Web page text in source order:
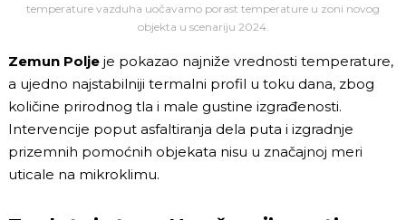
temperature vazduha uočavamo porast temperature u zoni novog
objekta u scenariju 2024.
Zemun Polje je pokazao najniže vrednosti temperature,
a ujedno najstabilniji termalni profil u toku dana, zbog
količine prirodnog tla i male gustine izgrađenosti.
Intervencije poput asfaltiranja dela puta i izgradnje
prizemnih pomoćnih objekata nisu u značajnoj meri
uticale na mikroklimu.